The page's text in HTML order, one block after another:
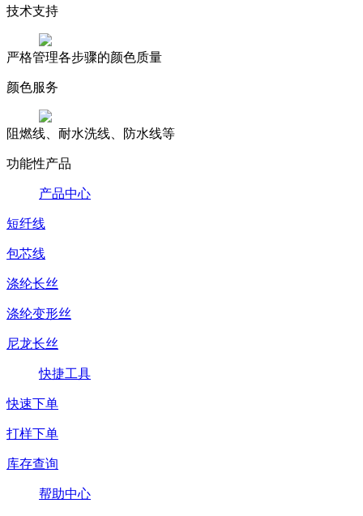
技术支持
严格管理各步骤的颜色质量
颜色服务
阻燃线、耐水洗线、防水线等
功能性产品
产品中心
短纤线
包芯线
涤纶长丝
涤纶变形丝
尼龙长丝
快捷工具
快速下单
打样下单
库存查询
帮助中心